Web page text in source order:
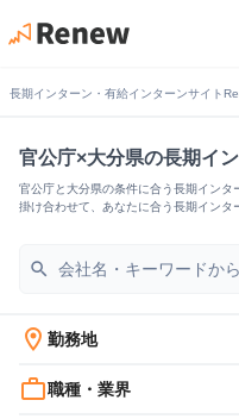
長期インターン・有給インターンサイト
官公庁×大分県の長期イ
官公庁と大分県の条件に合う長期イン
掛け合わせて、あなたに合う長期インタ
search
location_on 勤務地
work_outline職種・業界